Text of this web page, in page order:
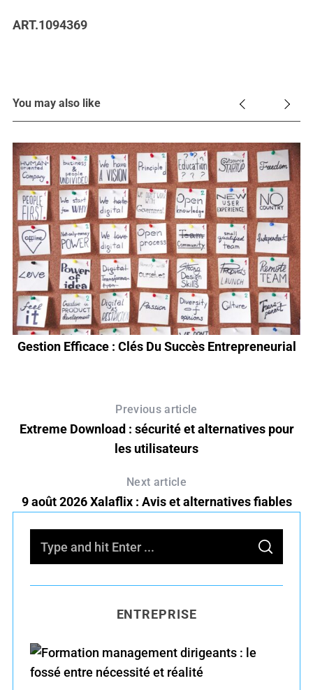
ART.1094369
You may also like
Gestion Efficace : Clés Du Succès Entrepreneurial
Previous article
Extreme Download : sécurité et alternatives pour
les utilisateurs
Next article
9 août 2026 Xalaflix : Avis et alternatives fiables
f
o
S
A
C
ENTREPRISE